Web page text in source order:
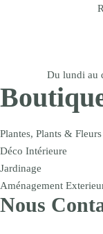
Du lundi au
Plantes, Plants & Fleurs
Déco Intérieure
Jardinage
Aménagement
Nous